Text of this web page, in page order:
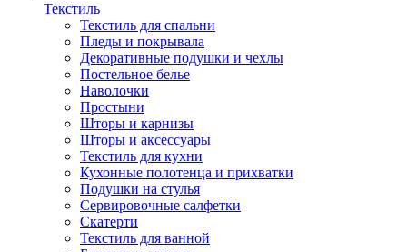
Текстиль
Текстиль для спальни
Пледы и покрывала
Декоративные подушки и чехлы
Постельное белье
Наволочки
Простыни
Шторы и карнизы
Шторы и аксессуары
Текстиль для кухни
Кухонные полотенца и прихватки
Подушки на стулья
Сервировочные салфетки
Скатерти
Текстиль для ванной